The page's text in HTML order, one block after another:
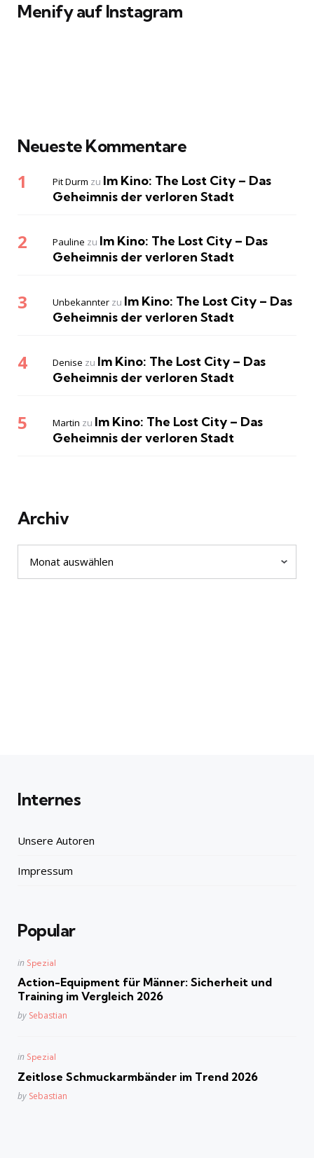
Menify auf Instagram
Neueste Kommentare
Pit Durm zu Im Kino: The Lost City – Das
Geheimnis der verloren Stadt
Pauline zu Im Kino: The Lost City – Das
Geheimnis der verloren Stadt
Unbekannter zu Im Kino: The Lost City – Das
Geheimnis der verloren Stadt
Denise zu Im Kino: The Lost City – Das
Geheimnis der verloren Stadt
Martin zu Im Kino: The Lost City – Das
Geheimnis der verloren Stadt
Archiv
Internes
Unsere Autoren
Impressum
Popular
Posted
in Spezial
Action-Equipment für Männer: Sicherheit und
Training im Vergleich 2026
Posted
by Sebastian
Posted
in Spezial
Zeitlose Schmuckarmbänder im Trend 2026
Posted
by Sebastian